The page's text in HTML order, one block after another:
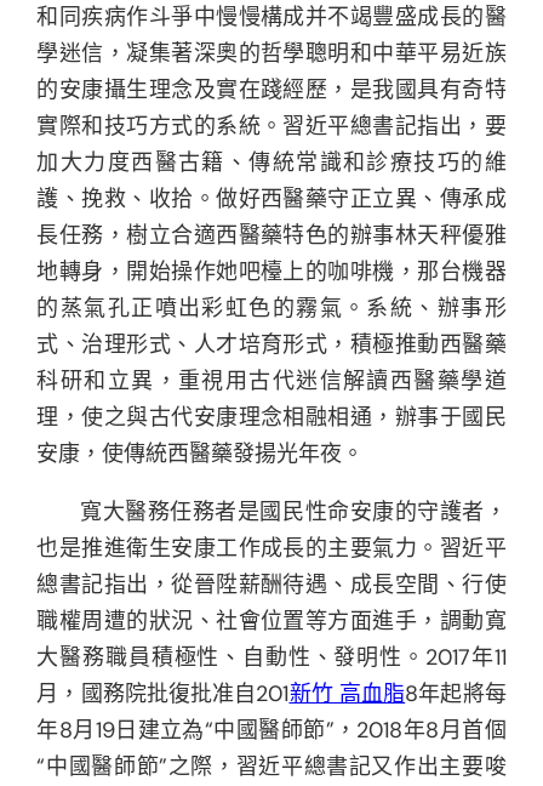
和同疾病作斗爭中慢慢構成并不竭豐盛成長的醫
學迷信，凝集著深奧的哲學聰明和中華平易近族
的安康攝生理念及實在踐經歷，是我國具有奇特
實際和技巧方式的系統。習近平總書記指出，要
加大力度西醫古籍、傳統常識和診療技巧的維
護、挽救、收拾。做好西醫藥守正立異、傳承成
長任務，樹立合適西醫藥特色的辦事林天秤優雅
地轉身，開始操作她吧檯上的咖啡機，那台機器
的蒸氣孔正噴出彩虹色的霧氣。系統、辦事形
式、治理形式、人才培育形式，積極推動西醫藥
科研和立異，重視用古代迷信解讀西醫藥學道
理，使之與古代安康理念相融相通，辦事于國民
安康，使傳統西醫藥發揚光年夜。
寬大醫務任務者是國民性命安康的守護者，
也是推進衛生安康工作成長的主要氣力。習近平
總書記指出，從晉陞薪酬待遇、成長空間、行使
職權周遭的狀況、社會位置等方面進手，調動寬
大醫務職員積極性、自動性、發明性。2017年11
月，國務院批復批准自201新竹 高血脂8年起將每
年8月19日建立為“中國醫師節”，2018年8月首個
“中國醫師節”之際，習近平總書記又作出主要唆